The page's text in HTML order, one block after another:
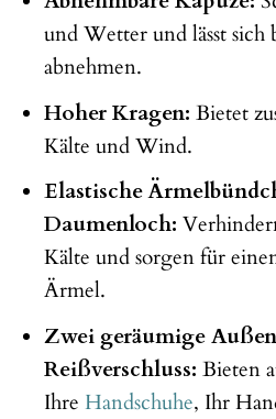
und Wetter und lässt sich
abnehmen.
Hoher Kragen: Bietet
Kälte und Wind.
Elastische
Daumenloch:
Kälte und sorgen für
Ärmel.
Zwei geräumige
Reißverschluss: Bieten
Ihre Handschuhe, Ihr